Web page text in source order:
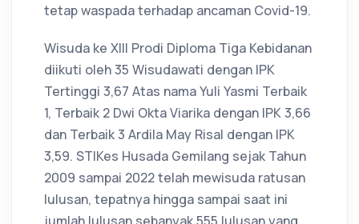
tetap waspada terhadap ancaman Covid-19.
Wisuda ke XIII Prodi Diploma Tiga Kebidanan
diikuti oleh 35 Wisudawati dengan IPK
Tertinggi 3,67 Atas nama Yuli Yasmi Terbaik
1, Terbaik 2 Dwi Okta Viarika dengan IPK 3,66
dan Terbaik 3 Ardila May Risal dengan IPK
3,59. STIKes Husada Gemilang sejak Tahun
2009 sampai 2022 telah mewisuda ratusan
lulusan, tepatnya hingga sampai saat ini